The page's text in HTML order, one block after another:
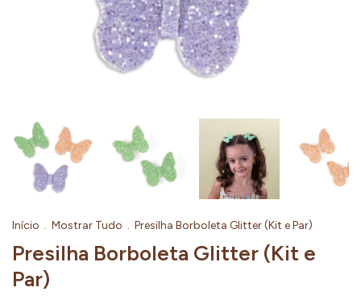
Início . Mostrar Tudo . Presilha Borboleta Glitter (Kit e Par)
Presilha Borboleta Glitter (Kit e
Par)